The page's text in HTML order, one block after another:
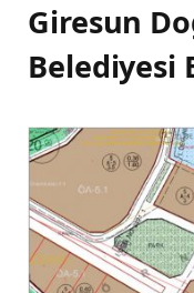
Giresun
Belediyesi